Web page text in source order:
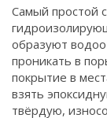
Самый простой
образуют
проникать в
покрытие в
взять
твёрдую,